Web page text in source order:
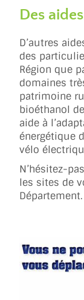
Des
D’autres
des
Région que
domaines
patrimoine
bioéthanol
aide à
énergétique
vélo
N’hésitez-
les sites de
Département.